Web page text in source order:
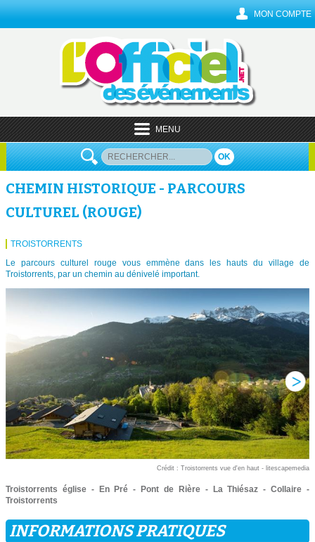
MON COMPTE
MENU
OK
CHEMIN HISTORIQUE - PARCOURS
CULTUREL (ROUGE)
TROISTORRENTS
Le parcours culturel rouge vous emmène dans les hauts du village de
Troistorrents, par un chemin au dénivelé important.
Crédit : Troistorrents vue d'en haut - litescapemedia
Troistorrents église - En Pré - Pont de Rière - La Thiésaz - Collaire -
Troistorrents
INFORMATIONS PRATIQUES